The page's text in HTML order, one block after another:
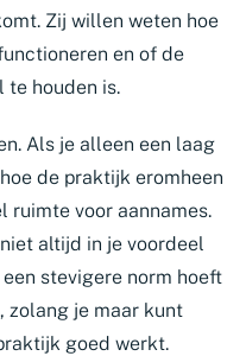
Zij willen weten hoe
en of de
te houden is.
Als je alleen een laag
de praktijk eromheen
ruimte voor aannames.
altijd in je voordeel
stevigere norm hoeft
zolang je maar kunt
goed werkt.